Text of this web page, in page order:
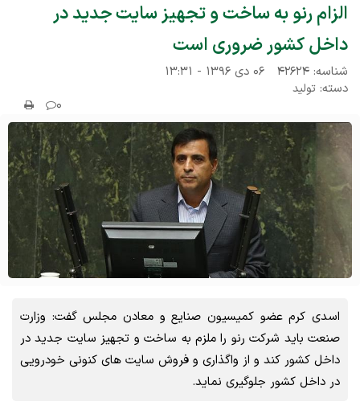
الزام رنو به ساخت و تجهیز سایت جدید در
داخل کشور ضروری است
شناسه: ۴۲۶۲۴
۰۶ دی ۱۳۹۶ - ۱۳:۳۱
دسته: تولید
۰
اسدی کرم عضو کمیسیون صنایع و معادن مجلس گفت: وزارت
صنعت باید شرکت رنو را ملزم به ساخت و تجهیز سایت جدید در
داخل کشور کند و از واگذاری و فروش سایت های کنونی خودرویی
در داخل کشور جلوگیری نماید.